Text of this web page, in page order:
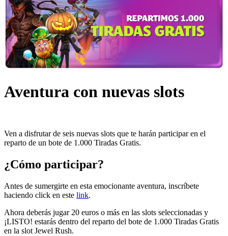
Aventura con nuevas slots
Ven a disfrutar de seis nuevas slots que te harán participar en el
reparto de un bote de 1.000 Tiradas Gratis.
¿Cómo participar?
Antes de sumergirte en esta emocionante aventura, inscríbete
haciendo click en este link.
Ahora deberás jugar 20 euros o más en las slots seleccionadas y
¡LISTO! estarás dentro del reparto del bote de 1.000 Tiradas Gratis
en la slot Jewel Rush.